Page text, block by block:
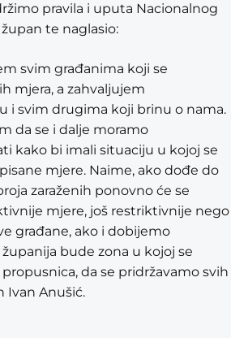
pravila i uputa Nacionalnog
te naglasio:
svim građanima koji se
mjera, a zahvaljujem
i svim drugima koji brinu o nama.
da se i dalje moramo
kako bi imali situaciju u kojoj se
mjere. Naime, ako dođe do
zaraženih ponovno će se
mjere, još restriktivnije nego
građane, ako i dobijemo
bude zona u kojoj se
da se pridržavamo svih
Ivan Anušić.